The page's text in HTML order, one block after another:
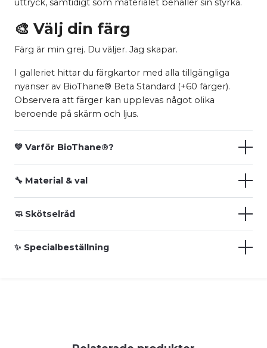
uttryck, samtidigt som materialet behåller sin styrka.
🎨 Välj din färg
Färg är min grej. Du väljer. Jag skapar.
I galleriet hittar du färgkartor med alla tillgängliga
nyanser av BioThane® Beta Standard (+60 färger).
Observera att färger kan upplevas något olika
beroende på skärm och ljus.
💚 Varför BioThane®?
🔧 Material & val
🧼 Skötselråd
✨ Specialbeställning